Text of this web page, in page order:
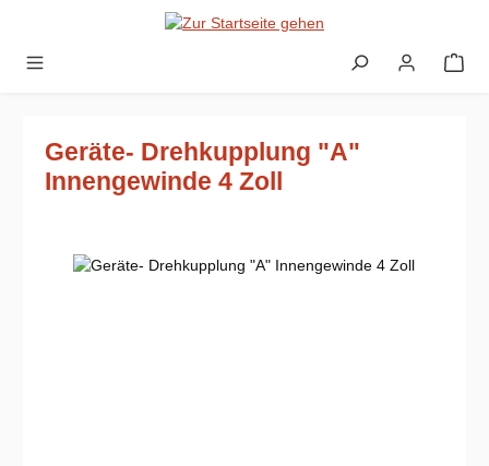
Zum Hauptinhalt springen
Geräte- Drehkupplung "A"
Innengewinde 4 Zoll
Bildergalerie überspringen